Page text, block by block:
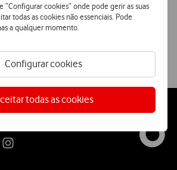
“Configurar cookies” onde pode gerir as suas
todas as cookies não essenciais. Pode
a qualquer momento.
Configurar cookies
todas as cookies
7 dias por semana, a partir do estúdio da
FM pode ser ouvida nas frequências
94.3 MHz no Grande Porto e em
mundo.